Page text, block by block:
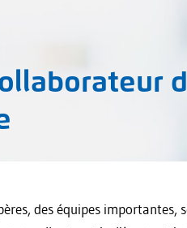
des équipes